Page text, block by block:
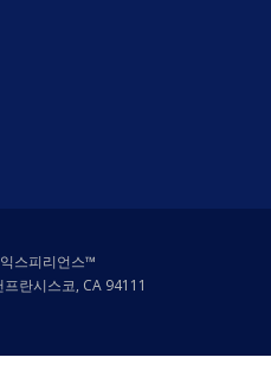
스피리언스™
란시스코, CA 94111